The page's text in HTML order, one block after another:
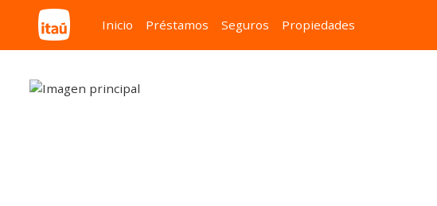
Inicio Préstamos Seguros Propiedades